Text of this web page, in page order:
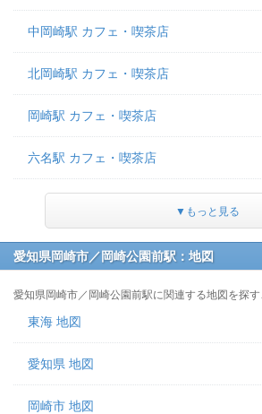
中岡崎駅 カフェ・喫茶店
北岡崎駅 カフェ・喫茶店
岡崎駅 カフェ・喫茶店
六名駅 カフェ・喫茶店
▼もっと見る
愛知県岡崎市／岡崎公園前駅：地図
愛知県岡崎市／岡崎公園前駅に関連する地図を探す
東海 地図
愛知県 地図
岡崎市 地図